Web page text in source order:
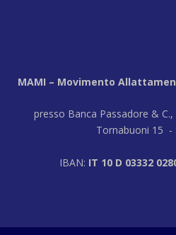
MAMI – Movimento
presso Banca Passadore &
Tornabuoni 15 -
IBAN: IT 10 D 03332